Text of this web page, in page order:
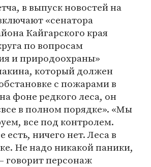
в выпуск новостей на
«сенатора
Кайгарского края
по вопросам
и природоохраны»
который должен
с пожарами в
фоне редкого леса, он
в полном порядке». «Мы
все под контролем.
есть, ничего нет. Леса в
Не надо никакой паники,
говорит персонаж